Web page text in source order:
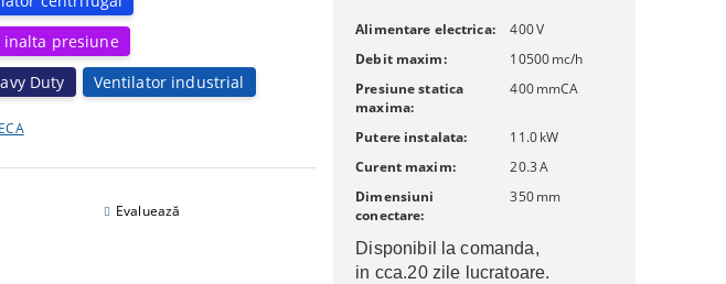
presiune
Duty
Ventilator industrial
Evaluează
Alimentare electrica: 400V
Debit maxim:
10500mc/h
Presiune statica
maxima:
400mmCA
Putere instalata: 11.0kW
Curent maxim:
20.3A
Dimensiuni
conectare:
350mm
Disponibil la comanda,
in cca.20 zile lucratoare.